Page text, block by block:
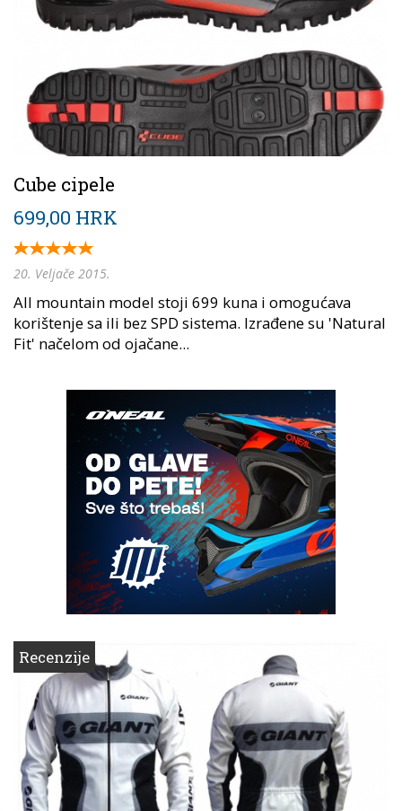
Cube cipele
699,00 HRK
20. Veljače 2015.
All mountain model stoji 699 kuna i omogućava
korištenje sa ili bez SPD sistema. Izrađene su 'Natural
Fit' načelom od ojačane...
Recenzije